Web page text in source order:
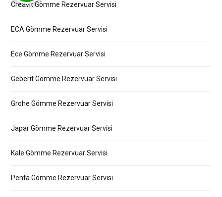
Creavit Gömme Rezervuar Servisi
ECA Gömme Rezervuar Servisi
Ece Gömme Rezervuar Servisi
Geberit Gömme Rezervuar Servisi
Grohe Gömme Rezervuar Servisi
Japar Gömme Rezervuar Servisi
Kale Gömme Rezervuar Servisi
Penta Gömme Rezervuar Servisi